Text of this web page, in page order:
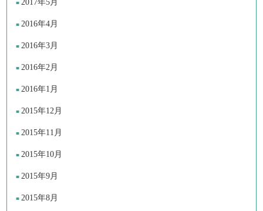
2017年5月
2016年4月
2016年3月
2016年2月
2016年1月
2015年12月
2015年11月
2015年10月
2015年9月
2015年8月